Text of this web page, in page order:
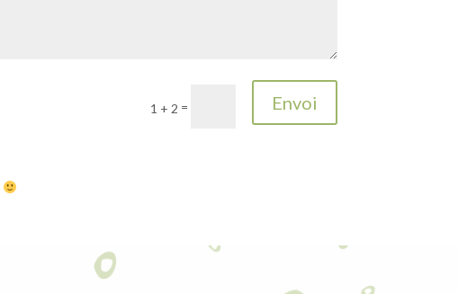
1 + 2 = Envoi